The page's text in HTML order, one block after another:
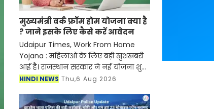
मुख्यमंत्री वर्क फ्रॉम होम योजना क्या है
? जाने इसके लिए कैसे करें आवेदन
Udaipur Times, Work From Home
Yojana : महिलाओं के लिए बड़ी खुशखबरी
आई है। राजस्थान सरकार ने नई योजना शुरू
की है जिसके तहत अब महिलाओं को घर बैठे
अनुसार सरकार द्वारा चला
HINDI NEWS Thu,6 Aug 2026